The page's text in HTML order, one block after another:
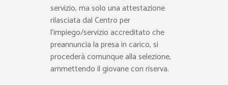
servizio, ma solo una attestazione
rilasciata dal Centro per
l’impiego/servizio accreditato che
preannuncia la presa in carico, si
procederà comunque alla selezione,
ammettendo il giovane con riserva.